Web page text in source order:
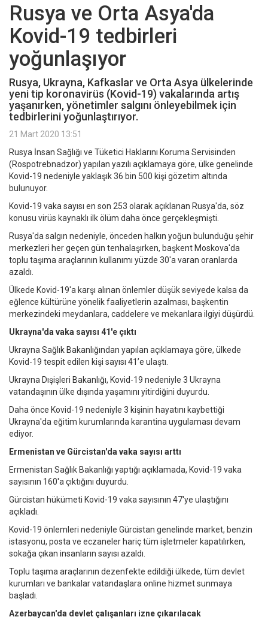
Rusya ve Orta Asya'da
Kovid-19 tedbirleri
yoğunlaşıyor
Rusya, Ukrayna, Kafkaslar ve Orta Asya ülkelerinde
yeni tip koronavirüs (Kovid-19) vakalarında artış
yaşanırken, yönetimler salgını önleyebilmek için
tedbirlerini yoğunlaştırıyor.
21 Mart 2020 13:51
Rusya İnsan Sağlığı ve Tüketici Haklarını Koruma Servisinden
(Rospotrebnadzor) yapılan yazılı açıklamaya göre, ülke genelinde
Kovid-19 nedeniyle yaklaşık 36 bin 500 kişi gözetim altında
bulunuyor.
Kovid-19 vaka sayısı en son 253 olarak açıklanan Rusya'da, söz
konusu virüs kaynaklı ilk ölüm daha önce gerçekleşmişti.
Rusya'da salgın nedeniyle, önceden halkın yoğun bulunduğu şehir
merkezleri her geçen gün tenhalaşırken, başkent Moskova'da
toplu taşıma araçlarının kullanımı yüzde 30'a varan oranlarda
azaldı.
Ülkede Kovid-19'a karşı alınan önlemler düşük seviyede kalsa da
eğlence kültürüne yönelik faaliyetlerin azalması, başkentin
merkezindeki meydanlara, caddelere ve mekanlara ilgiyi düşürdü.
Ukrayna'da vaka sayısı 41'e çıktı
Ukrayna Sağlık Bakanlığından yapılan açıklamaya göre, ülkede
Kovid-19 tespit edilen kişi sayısı 41’e ulaştı.
Ukrayna Dışişleri Bakanlığı, Kovid-19 nedeniyle 3 Ukrayna
vatandaşının ülke dışında yaşamını yitirdiğini duyurdu.
Daha önce Kovid-19 nedeniyle 3 kişinin hayatını kaybettiği
Ukrayna'da eğitim kurumlarında karantina uygulaması devam
ediyor.
Ermenistan ve Gürcistan'da vaka sayısı arttı
Ermenistan Sağlık Bakanlığı yaptığı açıklamada, Kovid-19 vaka
sayısının 160'a çıktığını duyurdu.
Gürcistan hükümeti Kovid-19 vaka sayısının 47'ye ulaştığını
açıkladı.
Kovid-19 önlemleri nedeniyle Gürcistan genelinde market, benzin
istasyonu, posta ve eczaneler hariç tüm işletmeler kapatılırken,
sokağa çıkan insanların sayısı azaldı.
Toplu taşıma araçlarının dezenfekte edildiği ülkede, tüm devlet
kurumları ve bankalar vatandaşlara online hizmet sunmaya
başladı.
Azerbaycan'da devlet çalışanları izne çıkarılacak